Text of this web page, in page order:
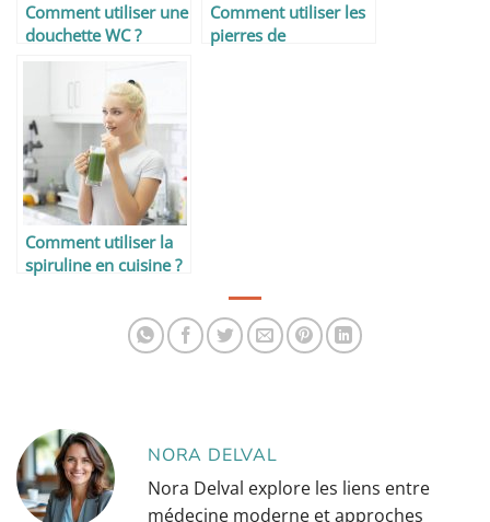
Comment utiliser une
douchette WC ?
Comment utiliser les
pierres de
Comment utiliser la
spiruline en cuisine ?
NORA DELVAL
Nora Delval explore les liens entre
médecine moderne et approches